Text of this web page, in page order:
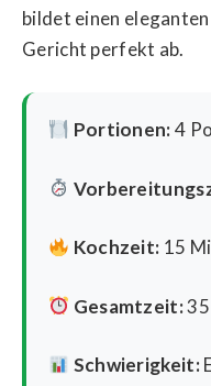
bildet einen
Gericht perfekt ab.
Portionen:4
Kochzeit: 15
Gesamtzeit:
Schwierigkeit: